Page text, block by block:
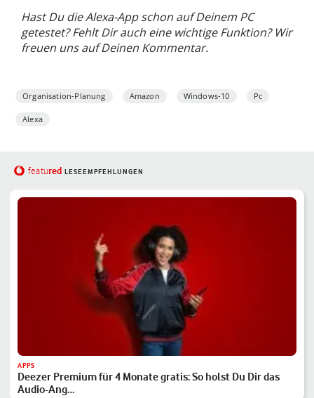
Hast Du die Alexa-App schon auf Deinem PC
getestet? Fehlt Dir auch eine wichtige Funktion? Wir
freuen uns auf Deinen Kommentar.
Organisation-Planung Amazon Windows-10 Pc
Alexa
featured LESEEMPFEHLUNGEN
APPS
Deezer Premium für 4 Monate gratis: So holst Du Dir das
Audio-Ang…